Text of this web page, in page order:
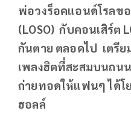
พ่อวงร็อคแอนด์โรลขอ
(LOSO) กับคอนเสิร์ต
กันตาย ตลอดไป เตรี
เพลงฮิตที่สะสมบนถน
ถ่ายทอดให้แฟนๆ ได้โ
ฮอลล์